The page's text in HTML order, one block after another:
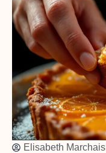
Elisabeth Marchais